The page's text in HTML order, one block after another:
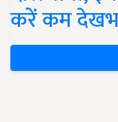
करें कम